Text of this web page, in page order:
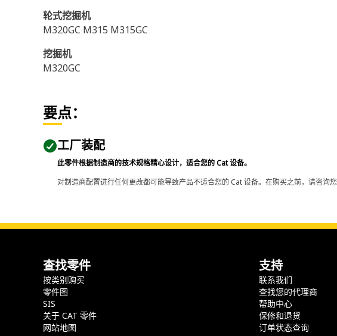
轮式挖掘机
M320GC M315 M315GC
挖掘机
M320GC
要点：
工厂装配
此零件根据制造商的技术规格精心设计，适合您的 Cat 设备。
对制造商配置进行任何更改都可能导致产品不适合您的 Cat 设备。在购买之前，请咨询
查找零件
按类别购买
零件图
SIS
关于 CAT 零件
网站地图
支持
联系我们
查找您的代理商
帮助中心
保修和退货
订单状态查询